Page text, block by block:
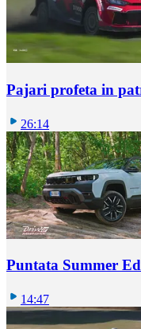
Pajari profeta in
26:14
Puntata Summer
14:47